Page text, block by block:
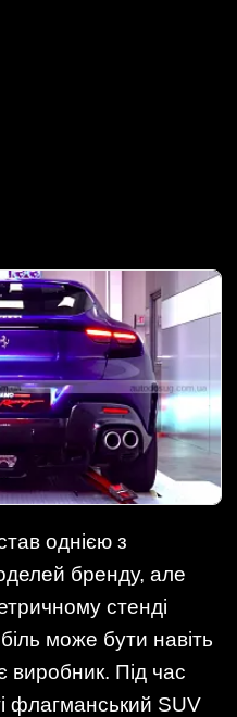
однією з
бренду, але
стенді
може бути навіть
виробник. Під час
флагманський SUV